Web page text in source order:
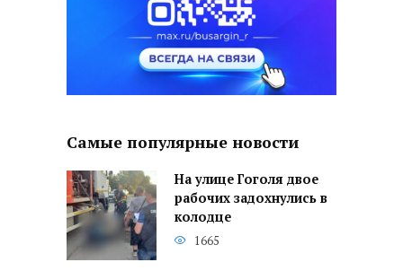
Самые популярные новости
На улице Гоголя двое
рабочих задохнулись в
колодце
1665